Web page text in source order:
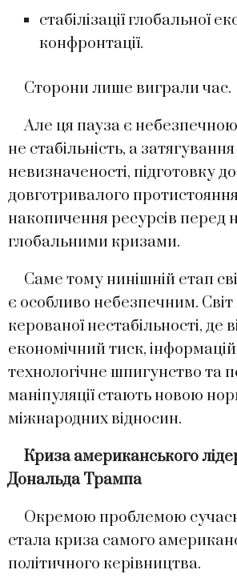
стабілізації глобальної
конфронтації.
Сторони лише виграли час.
Але ця пауза є
не стабільність, а затягування
невизначеності, підготовку до
довготривалого
накопичення ресурсів перед
глобальними кризами.
Саме тому нинішній етап
є особливо небезпечним. Світ
керованої нестабільності, де
економічний тиск,
технологічне шпигунство та
маніпуляції стають новою
міжнародних відносин.
Криза американського
Дональда Трампа
Окремою проблемою
стала криза самого
політичного керівництва.